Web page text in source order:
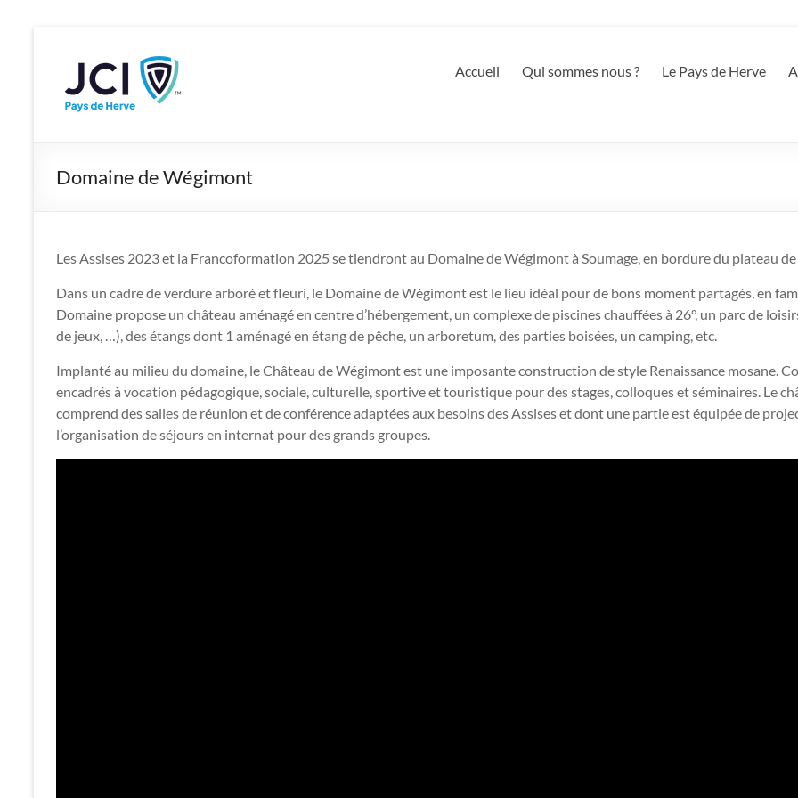
JCI Pays de HerveAccueil Qui sommes nous ? Le Pays de Herve
Domaine de Wégimont
Les Assises 2023 et la Francoformation 2025 se tiendront au Domaine de Wégimont à Soumage, en bordure du plateau
Dans un cadre de verdure arboré et fleuri, le Domaine de Wégimont est le lieu idéal pour de bons moment partagés, en
Domaine propose un château aménagé en centre d’hébergement, un complexe de piscines chauffées à 26°, un parc de
de jeux, …), des étangs dont 1 aménagé en étang de pêche, un arboretum, des parties boisées, un camping, etc.
Implanté au milieu du domaine, le Château de Wégimont est une imposante construction de style Renaissance mosane.
encadrés à vocation pédagogique, sociale, culturelle, sportive et touristique pour des stages, colloques et séminaires. Le
comprend des salles de réunion et de conférence adaptées aux besoins des Assises et dont une partie est équipée de
l’organisation de séjours en internat pour des grands groupes.